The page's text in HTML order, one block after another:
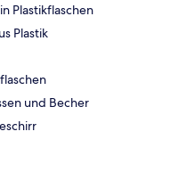
Plastikflaschen
Plastik
und Becher